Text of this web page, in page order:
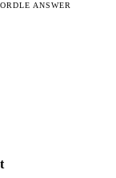
ANSWER